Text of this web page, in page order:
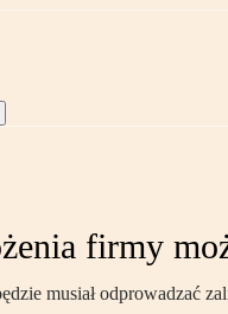
firmy
musiał odprowadzać